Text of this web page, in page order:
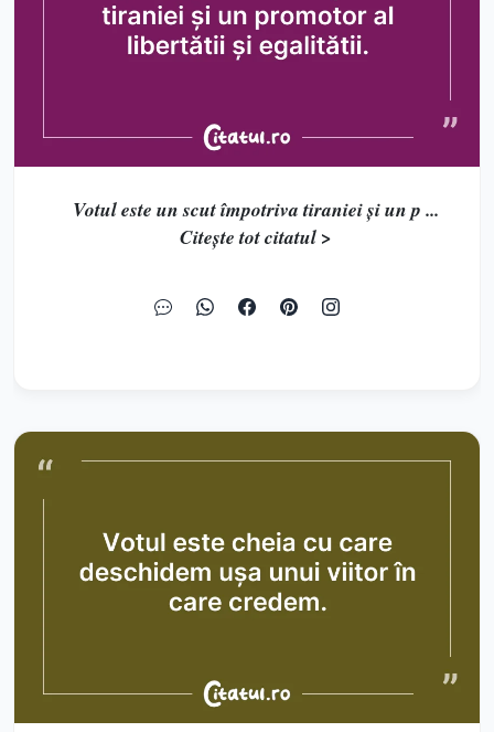
Votul este un scut împotriva tiraniei și un p ...
Citește tot citatul >